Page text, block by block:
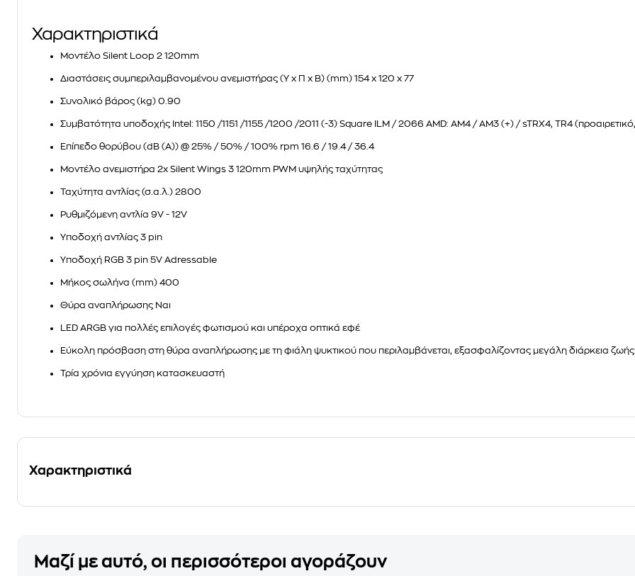
Χαρακτηριστικά
Μοντέλο Silent Loop 2 120mm
Διαστάσεις συμπεριλαμβανομένου ανεμιστήρας (Υ x Π x Β) (mm) 154 x 120 x 77
Συνολικό βάρος (kg) 0.90
Συμβατότητα υποδοχής Intel: 1150 /1151 /1155 /1200 /2011 (-3) Square ILM / 2066 AMD: AM4 / AM3 (+) / sTRX4, TR4
Επίπεδο θορύβου (dB (A)) @ 25% / 50% / 100% rpm 16.6 / 19.4 / 36.4
Μοντέλο ανεμιστήρα 2x Silent Wings 3 120mm PWM υψηλής ταχύτητας
Ταχύτητα αντλίας (σ.α.λ.) 2800
Ρυθμιζόμενη αντλία 9V - 12V
Υποδοχή αντλίας 3 pin
Υποδοχή RGB 3 pin 5V Adressable
Μήκος σωλήνα (mm) 400
Θύρα αναπλήρωσης Ναι
LED ARGB για πολλές επιλογές φωτισμού και υπέροχα οπτικά εφέ
Εύκολη πρόσβαση στη θύρα αναπλήρωσης με τη φιάλη ψυκτικού που περιλαμβάνεται, εξασφαλίζοντας μεγάλη διάρκεια ζωής
Τρία χρόνια εγγύηση κατασκευαστή
Χαρακτηριστικά
Μαζί με αυτό, οι περισσότεροι αγοράζουν